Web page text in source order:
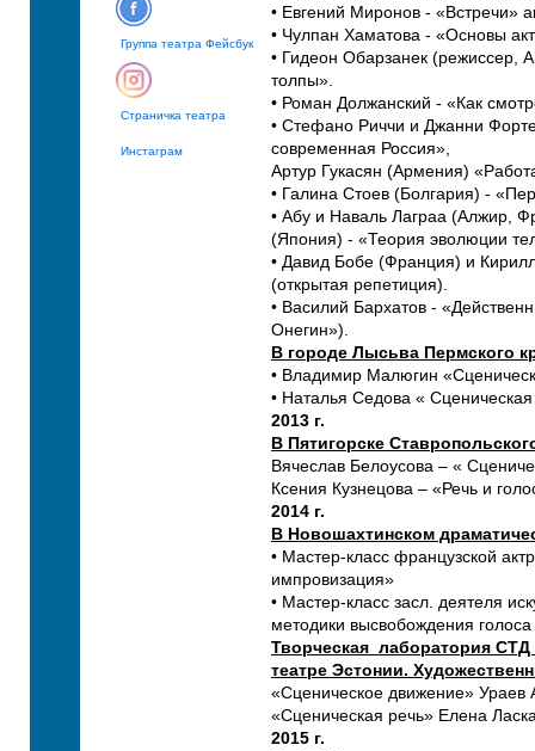
Группа театра Фейсбук
Страничка театра
Инстаграм
• Евгений Миронов - «Встречи»
• Чулпан Хаматова - «Основы
• Гидеон Обарзанек (режиссер,
толпы».
• Роман Должанский - «Как
• Стефано Риччи и Джанни
современная Россия»,
Артур Гукасян (Армения)
• Галина Стоев (Болгария) -
• Абу и Наваль Лаграа (Алжир,
(Япония) - «Теория эволюции
• Давид Бобе (Франция) и
(открытая репетиция).
• Василий Бархатов -
Онегин»).
В городе Лысьва Пермского
• Владимир Малюгин
• Наталья Седова «
2013 г.
В Пятигорске
Вячеслав Белоусова – «
Ксения Кузнецова – «Речь и
2014 г.
В Новошахтинском
• Мастер-класс французской
импровизация»
• Мастер-класс засл. деятеля
методики высвобождения
Творческая лаборатория
театре Эстонии.
«Сценическое движение» Ураев
«Сценическая речь» Елена
2015 г.